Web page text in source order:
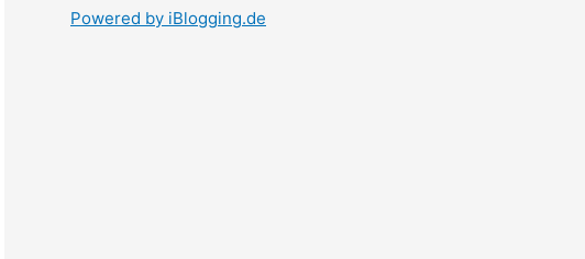
Powered by iBlogging.de